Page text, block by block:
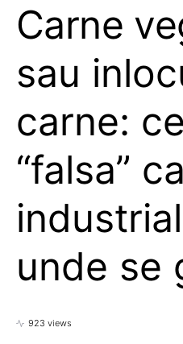
Carne
sau
carne:
“falsa”
unde se
923 views